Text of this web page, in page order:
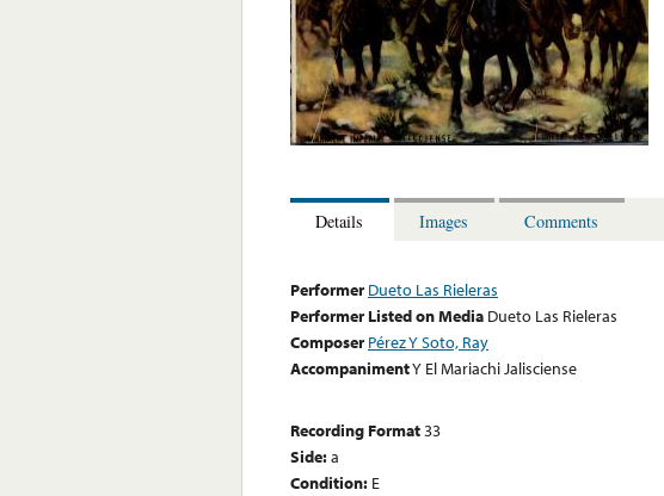
Details Images Comments
Performer Dueto Las Rieleras
Performer Listed on Media Dueto Las Rieleras
Composer Pérez Y Soto, Ray
AccompanimentY El Mariachi Jalisciense
Recording Format33
Side:a
Condition: E